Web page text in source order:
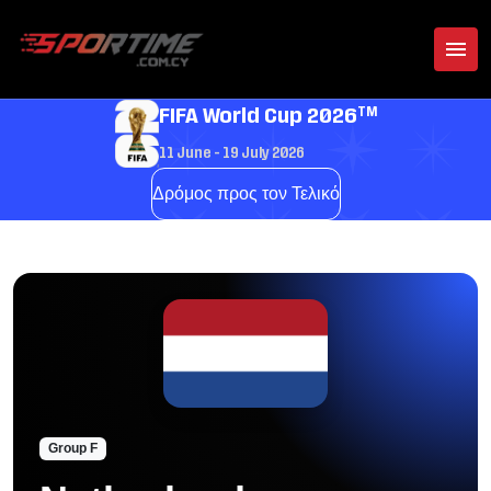
FIFA World Cup 2026TM
11 June - 19 July 2026
Δρόμος προς τον Τελικό
Group F